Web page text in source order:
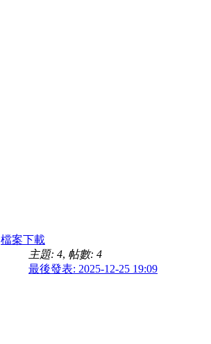
檔案下載
主題: 4, 帖數: 4
最後發表: 2025-12-25 19:09